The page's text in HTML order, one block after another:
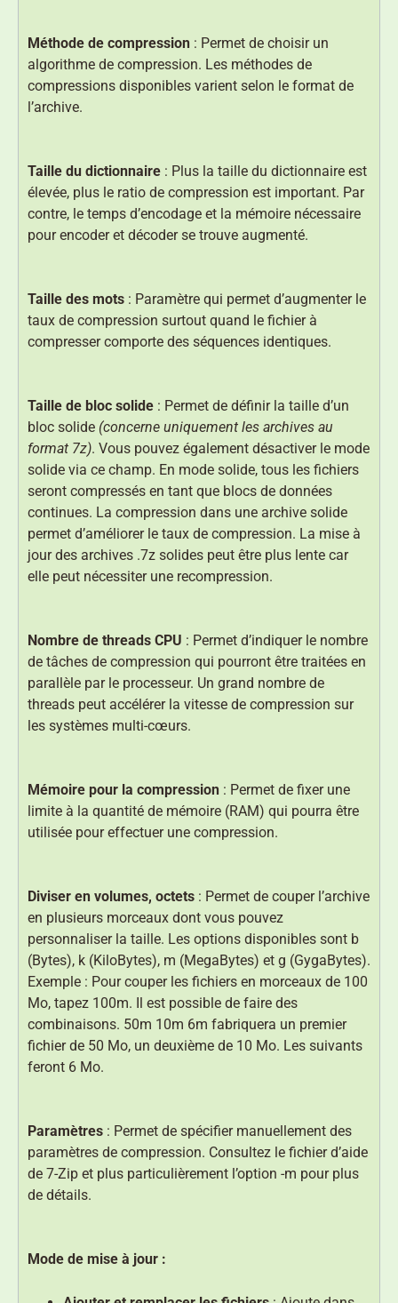
Méthode de compression : Permet de choisir un
algorithme de compression. Les méthodes de
compressions disponibles varient selon le format de
l’archive.
Taille du dictionnaire : Plus la taille du dictionnaire est
élevée, plus le ratio de compression est important. Par
contre, le temps d’encodage et la mémoire nécessaire
pour encoder et décoder se trouve augmenté.
Taille des mots : Paramètre qui permet d’augmenter le
taux de compression surtout quand le fichier à
compresser comporte des séquences identiques.
Taille de bloc solide : Permet de définir la taille d’un
bloc solide (concerne uniquement les archives au
format 7z). Vous pouvez également désactiver le mode
solide via ce champ. En mode solide, tous les fichiers
seront compressés en tant que blocs de données
continues. La compression dans une archive solide
permet d’améliorer le taux de compression. La mise à
jour des archives .7z solides peut être plus lente car
elle peut nécessiter une recompression.
Nombre de threads CPU : Permet d’indiquer le nombre
de tâches de compression qui pourront être traitées en
parallèle par le processeur. Un grand nombre de
threads peut accélérer la vitesse de compression sur
les systèmes multi-cœurs.
Mémoire pour la compression : Permet de fixer une
limite à la quantité de mémoire (RAM) qui pourra être
utilisée pour effectuer une compression.
Diviser en volumes, octets : Permet de couper l’archive
en plusieurs morceaux dont vous pouvez
personnaliser la taille. Les options disponibles sont b
(Bytes), k (KiloBytes), m (MegaBytes) et g (GygaBytes).
Exemple : Pour couper les fichiers en morceaux de 100
Mo, tapez 100m. Il est possible de faire des
combinaisons. 50m 10m 6m fabriquera un premier
fichier de 50 Mo, un deuxième de 10 Mo. Les suivants
feront 6 Mo.
Paramètres : Permet de spécifier manuellement des
paramètres de compression. Consultez le fichier d’aide
de 7-Zip et plus particulièrement l’option -m pour plus
de détails.
Mode de mise à jour :